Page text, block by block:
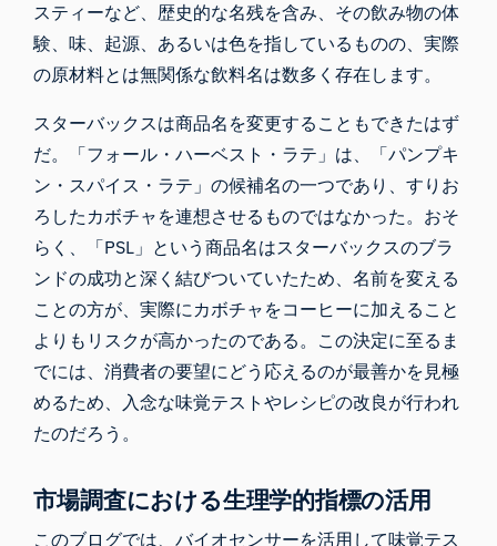
スティーなど、歴史的な名残を含み、その飲み物の体
験、味、起源、あるいは色を指しているものの、実際
の原材料とは無関係な飲料名は数多く存在します。
スターバックスは商品名を変更することもできたはず
だ。「フォール・ハーベスト・ラテ」は、「パンプキ
ン・スパイス・ラテ」の候補名の一つであり、すりお
ろしたカボチャを連想させるものではなかった。おそ
らく、「PSL」という商品名はスターバックスのブラ
ンドの成功と深く結びついていたため、名前を変える
ことの方が、実際にカボチャをコーヒーに加えること
よりもリスクが高かったのである。この決定に至るま
でには、消費者の要望にどう応えるのが最善かを見極
めるため、入念な味覚テストやレシピの改良が行われ
たのだろう。
市場調査における生理学的指標の活用
このブログでは、バイオセンサーを活用して味覚テス